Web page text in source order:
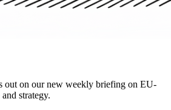
out on our new weekly briefing on EU-
strategy.